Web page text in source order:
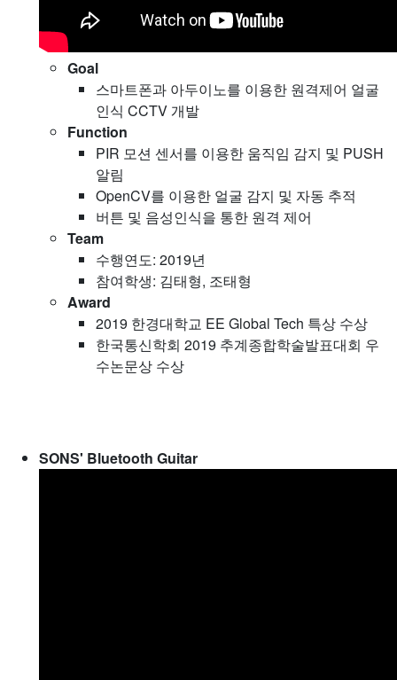
Goal
스마트폰과 아두이노를 이용한 원격제어 얼굴
인식 CCTV 개발
Function
PIR 모션 센서를 이용한 움직임 감지 및 PUSH
알림
OpenCV를 이용한 얼굴 감지 및 자동 추적
버튼 및 음성인식을 통한 원격 제어
Team
수행연도: 2019년
참여학생: 김태형, 조태형
Award
2019 한경대학교 EE Global Tech 특상 수상
한국통신학회 2019 추계종합학술발표대회 우
수논문상 수상
SONS' Bluetooth Guitar